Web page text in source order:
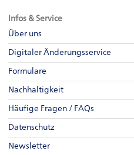
Infos & Service
Über uns
Digitaler Änderungsservice
Formulare
Nachhaltigkeit
Häufige Fragen / FAQs
Datenschutz
Newsletter